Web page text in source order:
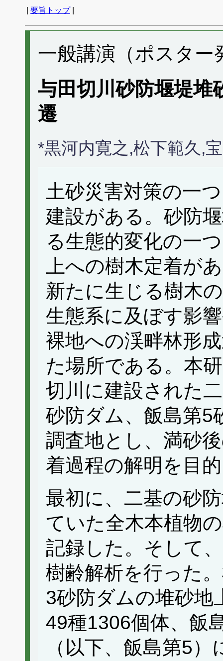
要旨トップ|
一般講演（ポスター
与田切川砂防堰堤堆
遷
*黒河内寛之,松下範久,
土砂災害対策の一
建設がある。砂防
る生態的変化の一
上への樹木定着が
新たに生じる樹木
生態系に及ぼす影
裸地への渓畔林形
た場所である。本
切川に建設された
砂防ダム、飯島第5
調査地とし、満砂
着過程の解明を目
最初に、二基の砂
ていた全木本植物
記録した。そして
樹齢解析を行った
3砂防ダムの堆砂地
49種1306個体、飯
（以下、飯島第5